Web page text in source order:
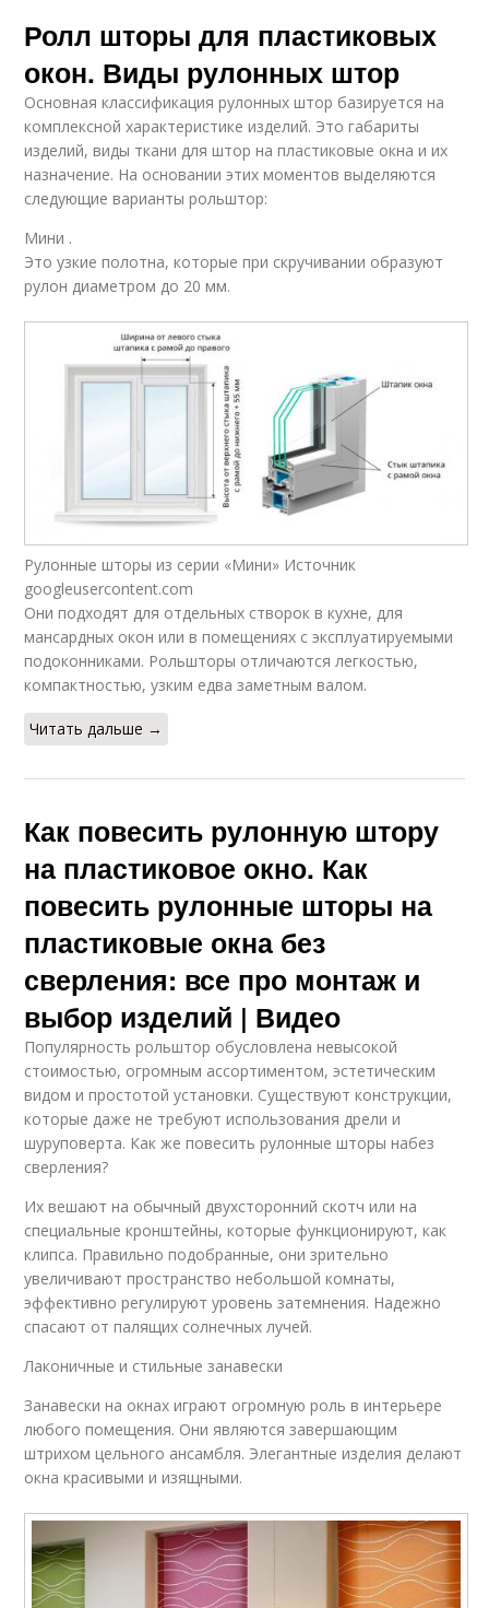
Ролл шторы для пластиковых
окон. Виды рулонных штор
Основная классификация рулонных штор базируется на
комплексной характеристике изделий. Это габариты
изделий, виды ткани для штор на пластиковые окна и их
назначение. На основании этих моментов выделяются
следующие варианты рольштор:
Мини .
Это узкие полотна, которые при скручивании образуют
рулон диаметром до 20 мм.
Рулонные шторы из серии «Мини» Источник
googleusercontent.com
Они подходят для отдельных створок в кухне, для
мансардных окон или в помещениях с эксплуатируемыми
подоконниками. Рольшторы отличаются легкостью,
компактностью, узким едва заметным валом.
Читать дальше →
Как повесить рулонную штору
на пластиковое окно. Как
повесить рулонные шторы на
пластиковые окна без
сверления: все про монтаж и
выбор изделий | Видео
Популярность рольштор обусловлена невысокой
стоимостью, огромным ассортиментом, эстетическим
видом и простотой установки. Существуют конструкции,
которые даже не требуют использования дрели и
шуруповерта. Как же повесить рулонные шторы набез
сверления?
Их вешают на обычный двухсторонний скотч или на
специальные кронштейны, которые функционируют, как
клипса. Правильно подобранные, они зрительно
увеличивают пространство небольшой комнаты,
эффективно регулируют уровень затемнения. Надежно
спасают от палящих солнечных лучей.
Лаконичные и стильные занавески
Занавески на окнах играют огромную роль в интерьере
любого помещения. Они являются завершающим
штрихом цельного ансамбля. Элегантные изделия делают
окна красивыми и изящными.